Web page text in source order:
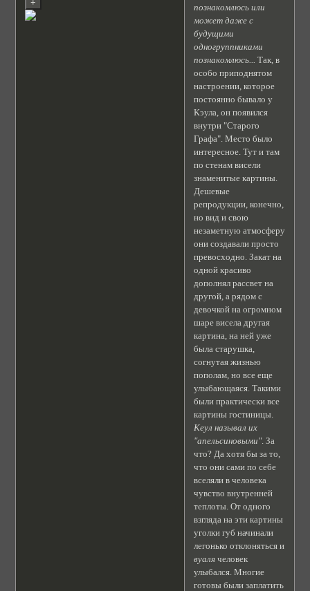
познакомлюсь или
может даже с
будущими
одногруппниками
познакомлюсь... Так, в
особо приподнятом
настроении, которое
постоянно бывало у
Кэула, он появился
внутри "Старого
Графа". Место было
интересное. Тут и там
по стенам висели
знаменитые картины.
Дешевые
репродукции, конечно,
но вид и свою
незаметную атмосферу
они создавали просто
превосходно. Закат на
одной красиво
дополнял рассвет на
другой, а рядом с
девочкой на огромном
шаре висела другая
картина, на ней уже
была старушка,
согнутая жизнью
пополам, но все еще
улыбающаяся. Такими
были практически все
картины гостиницы.
Кеул называл их
"апельсиновыми". За
что? Да хотя бы за то,
что они сами по себе
вселяли в человека
чувство внутренней
теплоты. От одного
взгляда на эти картины
уголки губ начинали
легонько отклоняться и
вуалячеловек
улыбался. Многие
готовы были заплатить